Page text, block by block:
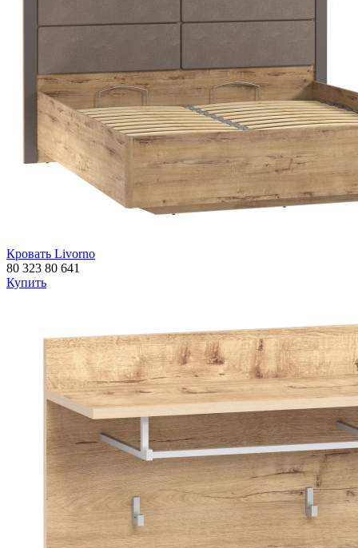
Кровать Livorno
80 323 80 641
Купить